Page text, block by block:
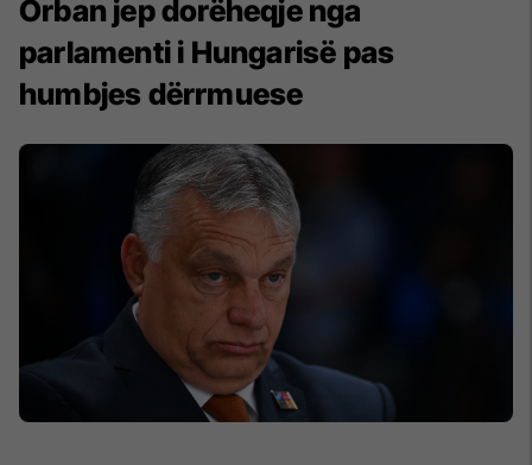
Orban jep dorëheqje nga
parlamenti i Hungarisë pas
humbjes dërrmuese